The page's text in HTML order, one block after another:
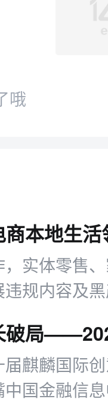
哦
实体零售
规内容及黑
届麒麟国际
国金融信